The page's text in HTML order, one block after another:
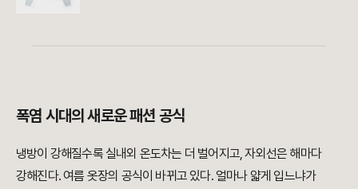
폭염 시대의 새로운 패션 공식
냉방이 강해질수록 실내외 온도차는 더 벌어지고, 자외선은 해마다
강해진다. 여름 옷장의 공식이 바뀌고 있다. 얼마나 얇게 입느냐가